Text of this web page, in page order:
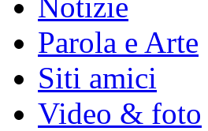
Notizie
Parola e Arte
Siti amici
Video & foto